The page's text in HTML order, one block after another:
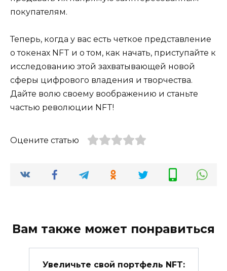
покупателям.
Теперь, когда у вас есть четкое представление
о токенах NFT и о том, как начать, приступайте к
исследованию этой захватывающей новой
сферы цифрового владения и творчества.
Дайте волю своему воображению и станьте
частью революции NFT!
Оцените статью
Вам также может понравиться
Увеличьте свой портфель NFT: